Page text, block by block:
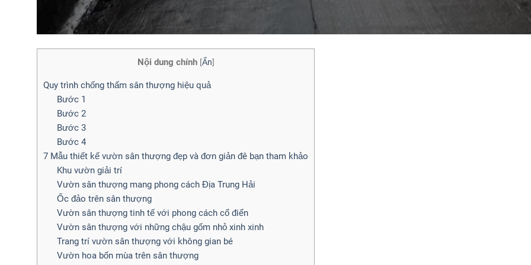
Nội dung chính [Ẩn]
Quy trình chống thấm sân thượng hiệu quả
Bước 1
Bước 2
Bước 3
Bước 4
7 Mẫu thiết kế vườn sân thượng đẹp và đơn giản đê bạn tham khảo
Khu vườn giải trí
Vườn sân thượng mang phong cách Địa Trung Hải
Ốc đảo trên sân thượng
Vườn sân thượng tinh tế với phong cách cổ điển
Vườn sân thượng với những chậu gốm nhỏ xinh xinh
Trang trí vườn sân thượng với không gian bé
Vườn hoa bốn mùa trên sân thượng